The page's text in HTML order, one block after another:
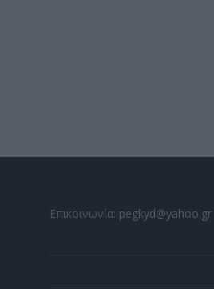
Επικοινωνία: pegkyd@yahoo.gr